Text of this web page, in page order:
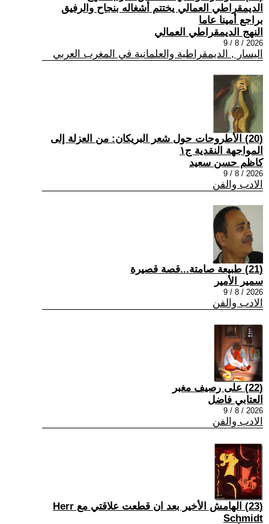
الديمقراطي العمالي يختتم أشغاله بنجاح والرفيق
براجع أمينا عاما
النهج الديمقراطي العمالي
2026 / 8 / 9
اليسار , الديمقراطية والعلمانية في المغرب العربي
(20) الأطروحات حول شعر البريكان: من العزلة إلى
المواجهة النقدية ج١
كاظم حسن سعيد
2026 / 8 / 9
الادب والفن
(21) طبيعة صامتة...قصة قصيرة
سمير الأمير
2026 / 8 / 9
الادب والفن
(22) على رصيف مغبر
العتابي فاضل
2026 / 8 / 9
الادب والفن
(23) الهامش الأخير بعد ان قطعت علاقتي مع Herr
Schmidt